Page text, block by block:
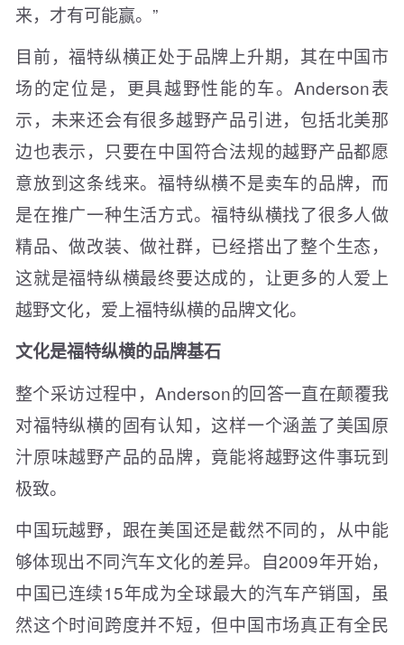
来，才有可能赢。”
目前，福特纵横正处于品牌上升期，其在中国市
场的定位是，更具越野性能的车。Anderson表
示，未来还会有很多越野产品引进，包括北美那
边也表示，只要在中国符合法规的越野产品都愿
意放到这条线来。福特纵横不是卖车的品牌，而
是在推广一种生活方式。福特纵横找了很多人做
精品、做改装、做社群，已经搭出了整个生态，
这就是福特纵横最终要达成的，让更多的人爱上
越野文化，爱上福特纵横的品牌文化。
文化是福特纵横的品牌基石
整个采访过程中，Anderson的回答一直在颠覆我
对福特纵横的固有认知，这样一个涵盖了美国原
汁原味越野产品的品牌，竟能将越野这件事玩到
极致。
中国玩越野，跟在美国还是截然不同的，从中能
够体现出不同汽车文化的差异。自2009年开始，
中国已连续15年成为全球最大的汽车产销国，虽
然这个时间跨度并不短，但中国市场真正有全民